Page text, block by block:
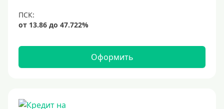
Валюта
Военнослужащим
Оформить